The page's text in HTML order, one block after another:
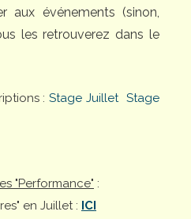
aux événements (sinon,
les retrouverez dans le
:Stage Juillet Stage
"Performance" :
en Juillet : ICI